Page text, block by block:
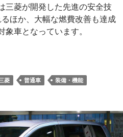
三菱が開発した先進の安全技
るほか、大幅な燃費改善も達成
象車となっています。
菱 普通車 装備・機能